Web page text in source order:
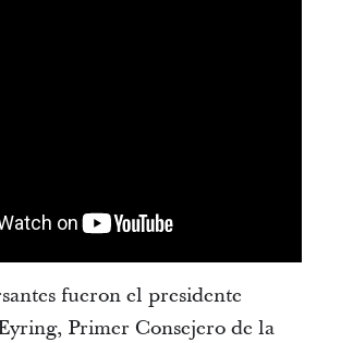
fueron el presidente
Primer Consejero de la